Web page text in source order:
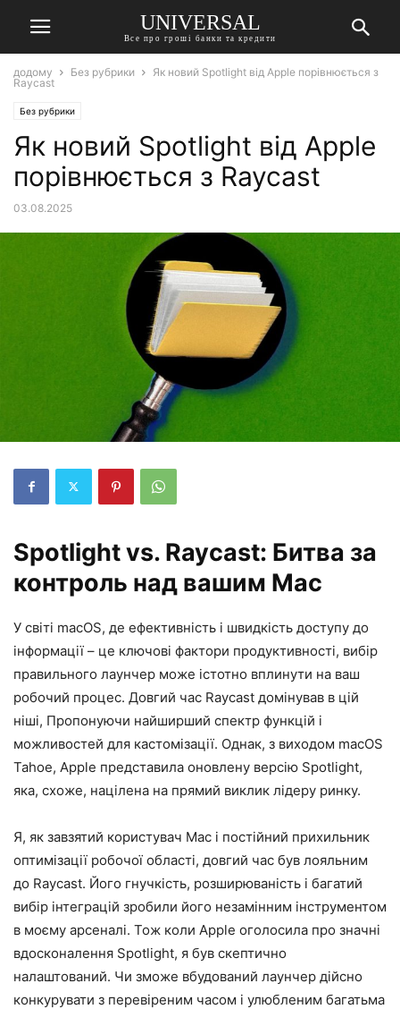
UNIVERSAL
Все про гроші банки та кредити
додому Без рубрики
Як новий Spotlight від Apple порівнюється з
Raycast
Без рубрики
Як новий Spotlight від Apple
порівнюється з Raycast
03.08.2025
Spotlight vs. Raycast: Битва за
контроль над вашим Mac
У світі macOS, де ефективність і швидкість доступу до
інформації – це ключові фактори продуктивності, вибір
правильного лаунчер може істотно вплинути на ваш
робочий процес. Довгий час Raycast домінував в цій
ніші, Пропонуючи найширший спектр функцій і
можливостей для кастомізації. Однак, з виходом macOS
Tahoe, Apple представила оновлену версію Spotlight,
яка, схоже, націлена на прямий виклик лідеру ринку.
Я, як завзятий користувач Mac і постійний прихильник
оптимізації робочої області, довгий час був лояльним
до Raycast. Його гнучкість, розширюваність і багатий
вибір інтеграцій зробили його незамінним інструментом
в моєму арсеналі. Тож коли Apple оголосила про значні
вдосконалення Spotlight, я був скептично
налаштований. Чи зможе вбудований лаунчер дійсно
конкурувати з перевіреним часом і улюбленим багатьма